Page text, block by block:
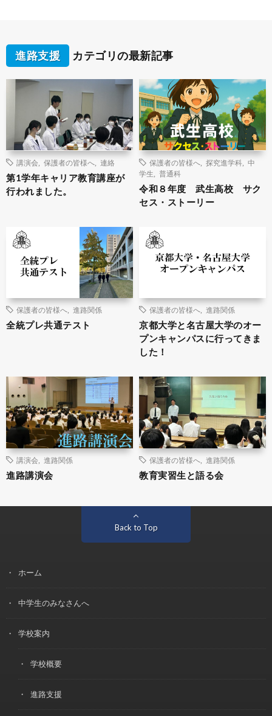
進路支援 カテゴリの最新記事
講演会 保護者の皆様へ 連絡
第1学年キャリア教育講座が
行われました。
保護者の皆様へ 探究進学科
中
学生
普通科
令和８年度 武生高校 サク
セス・ストーリー
保護者の皆様へ 進路関係
全統プレ共通テスト
保護者の皆様へ 進路関係
京都大学と名古屋大学のオー
プンキャンパスに行ってきま
した！
講演会 進路関係
進路講演会
保護者の皆様へ 進路関係
教育実習生と語る会
Back to Top
ホーム
中学生のみなさんへ
学校案内
学校概要
進路支援